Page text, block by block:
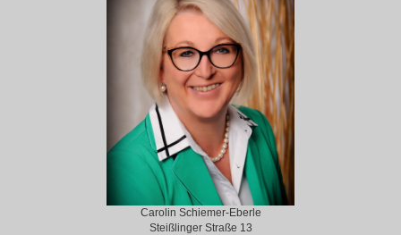
Carolin Schiemer-Eberle
Steißlinger Straße 13